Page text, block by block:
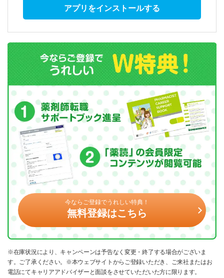
アプリをインストールする
今ならご登録でうれしい特典！
無料登録はこちら
※在庫状況により、キャンペーンは予告なく変更・終了する場合がございま
す。ご了承ください。※本ウェブサイトからご登録いただき、ご来社またはお
電話にてキャリアアドバイザーと面談をさせていただいた方に限ります。